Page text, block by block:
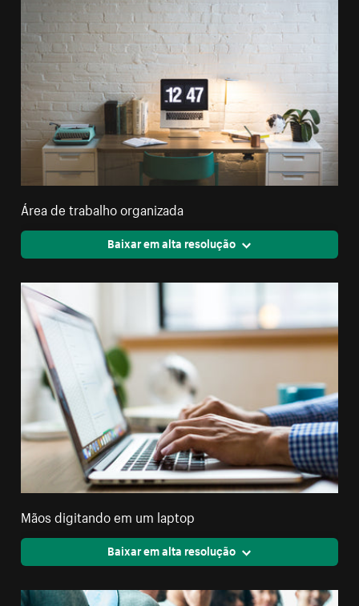
Área de trabalho organizada
Baixar em alta resolução
Mãos digitando em um laptop
Baixar em alta resolução